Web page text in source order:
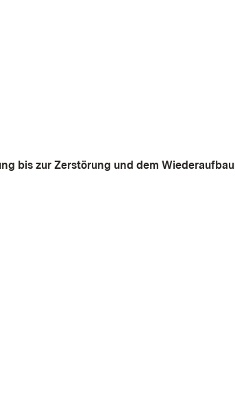
bis zur Zerstörung und dem Wiederaufbau